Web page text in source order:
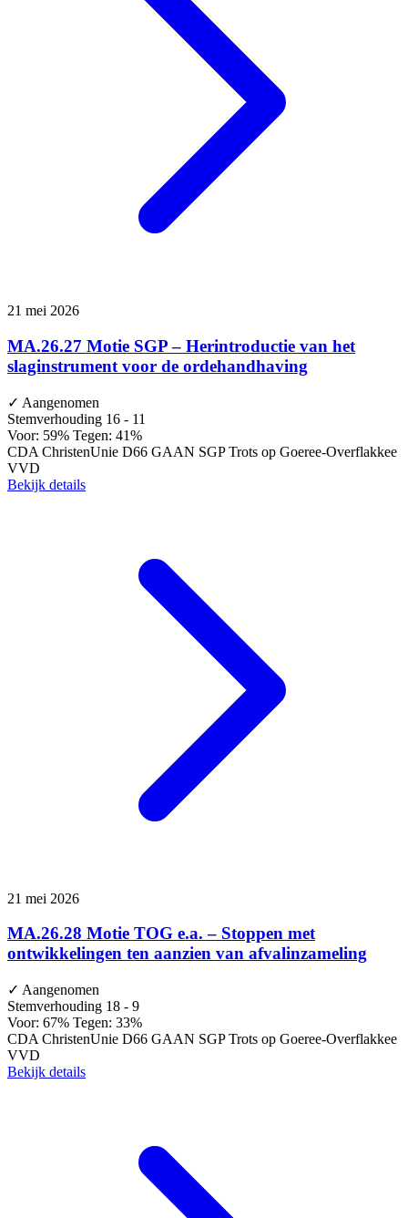
21 mei 2026
MA.26.27 Motie SGP – Herintroductie van het
slaginstrument voor de ordehandhaving
✓ Aangenomen
Stemverhouding 16 - 11
Voor: 59% Tegen: 41%
CDA ChristenUnie D66 GAAN SGPTrots op Goeree-Overflakkee
VVD
Bekijk details
21 mei 2026
MA.26.28 Motie TOG e.a. – Stoppen met
ontwikkelingen ten aanzien van afvalinzameling
✓ Aangenomen
Stemverhouding 18 - 9
Voor: 67% Tegen: 33%
CDA ChristenUnie D66 GAAN SGPTrots op Goeree-Overflakkee
VVD
Bekijk details